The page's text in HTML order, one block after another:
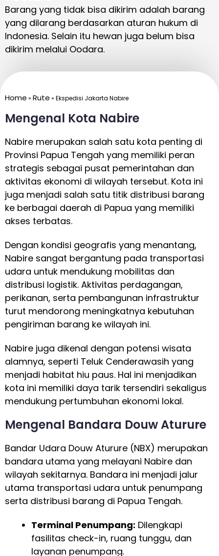
Barang yang tidak bisa dikirim adalah barang
yang dilarang berdasarkan aturan hukum di
Indonesia. Selain itu hewan juga belum bisa
dikirim melalui Oodara.
Home » Rute » Ekspedisi Jakarta Nabire
Mengenal Kota Nabire
Nabire merupakan salah satu kota penting di
Provinsi Papua Tengah yang memiliki peran
strategis sebagai pusat pemerintahan dan
aktivitas ekonomi di wilayah tersebut. Kota ini
juga menjadi salah satu titik distribusi barang
ke berbagai daerah di Papua yang memiliki
akses terbatas.
Dengan kondisi geografis yang menantang,
Nabire sangat bergantung pada transportasi
udara untuk mendukung mobilitas dan
distribusi logistik. Aktivitas perdagangan,
perikanan, serta pembangunan infrastruktur
turut mendorong meningkatnya kebutuhan
pengiriman barang ke wilayah ini.
Nabire juga dikenal dengan potensi wisata
alamnya, seperti Teluk Cenderawasih yang
menjadi habitat hiu paus. Hal ini menjadikan
kota ini memiliki daya tarik tersendiri sekaligus
mendukung pertumbuhan ekonomi lokal.
Mengenal Bandara Douw Aturure
Bandar Udara Douw Aturure (NBX) merupakan
bandara utama yang melayani Nabire dan
wilayah sekitarnya. Bandara ini menjadi jalur
utama transportasi udara untuk penumpang
serta distribusi barang di Papua Tengah.
Terminal Penumpang: Dilengkapi
fasilitas check-in, ruang tunggu, dan
layanan penumpang.